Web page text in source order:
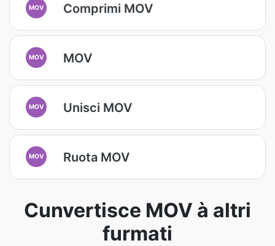
MOV Comprimi MOV
MOV MOV
MOV Unisci MOV
MOV Ruota MOV
Cunvertisce MOV à altri
furmati